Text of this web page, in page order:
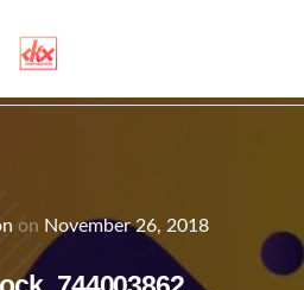
on November 26, 2018